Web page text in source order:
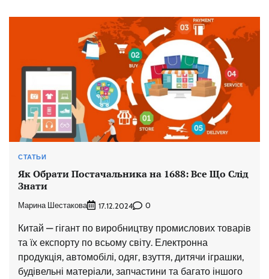
СТАТЬИ
Як Обрати Постачальника на 1688: Все Що Слід
Знати
Марина Шестакова 17.12.2024 0
Китай — гігант по виробництву промислових товарів
та їх експорту по всьому світу. Електронна
продукція, автомобілі, одяг, взуття, дитячи іграшки,
будівельні матеріали, запчастини та багато іншого